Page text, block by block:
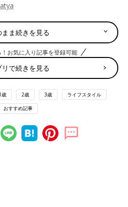
ルヴェーダを知っています
聞いて、はじめに何をイメージされ
ッサージ？」「全身オイルトリート
こと？」などをイメージされるかも
ユルヴェーダがピンとこないという
まま続きを見る
お気に入り記事を登録可能
リで続きを見る
歳 2歳 3歳 ライフスタイル
おすすめ記事